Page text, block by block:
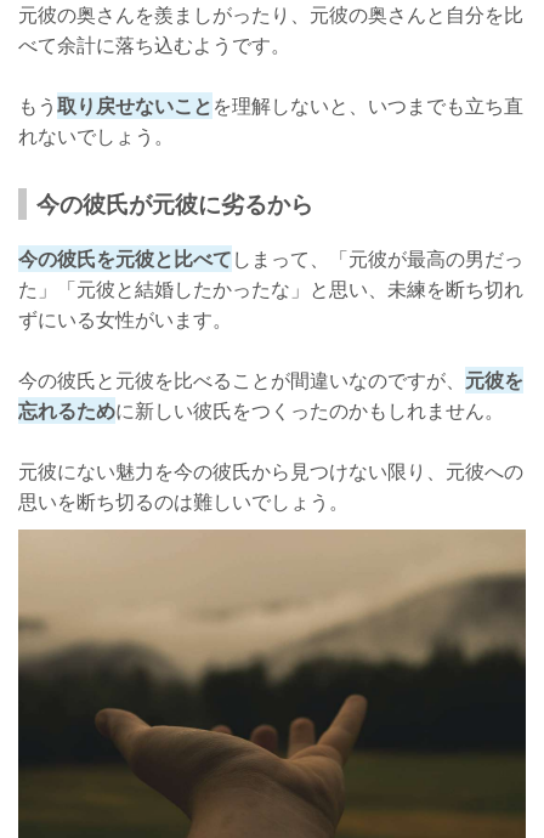
元彼の奥さんを羨ましがったり、元彼の奥さんと自分を比
べて余計に落ち込むようです。
もう取り戻せないことを理解しないと、いつまでも立ち直
れないでしょう。
今の彼氏が元彼に劣るから
今の彼氏を元彼と比べてしまって、「元彼が最高の男だっ
た」「元彼と結婚したかったな」と思い、未練を断ち切れ
ずにいる女性がいます。
今の彼氏と元彼を比べることが間違いなのですが、 元彼を
忘れるために新しい彼氏をつくったのかもしれません。
元彼にない魅力を今の彼氏から見つけない限り、元彼への
思いを断ち切るのは難しいでしょう。